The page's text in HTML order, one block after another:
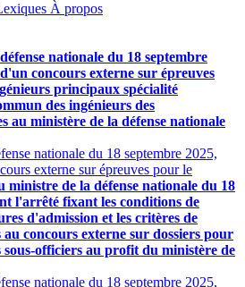
À propos
nationale du 18 septembre
concours externe sur épreuves
principaux spécialité
des ingénieurs des
au ministère de la défense nationale
nationale du 18 septembre 2025,
externe sur épreuves pour le
ministre de la défense nationale du 18
l'arrêté fixant les conditions de
d'admission et les critères de
au concours externe sur dossiers pour
sous-officiers au profit du ministère de
nationale du 18 septembre 2025,